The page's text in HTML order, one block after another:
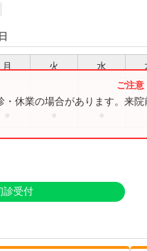
月 火 水
休業の場合があります。来
診受付